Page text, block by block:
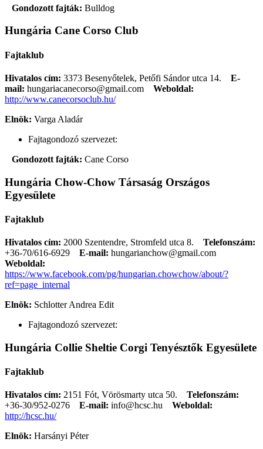
Gondozott fajták: Bulldog
Hungária Cane Corso Club
Fajtaklub
Hivatalos cím: 3373 Besenyőtelek, Petőfi Sándor utca 14. E-
mail: hungariacanecorso@gmail.com
Weboldal:
http://www.canecorsoclub.hu/
Elnök: Varga Aladár
Fajtagondozó szervezet:
Gondozott fajták: Cane Corso
Hungária Chow-Chow Társaság Országos
Egyesülete
Fajtaklub
Hivatalos cím: 2000 Szentendre, Stromfeld utca 8. Telefonszám:
+36-70/616-6929
E-mail: hungarianchow@gmail.com
Weboldal:
https://www.facebook.com/pg/hungarian.chowchow/about/?
ref=page_internal
Elnök: Schlotter Andrea Edit
Fajtagondozó szervezet:
Hungária Collie Sheltie Corgi Tenyésztők Egyesülete
Fajtaklub
Hivatalos cím: 2151 Fót, Vörösmarty utca 50. Telefonszám:
+36-30/952-0276
E-mail: info@hcsc.hu
Weboldal:
http://hcsc.hu/
Elnök: Harsányi Péter